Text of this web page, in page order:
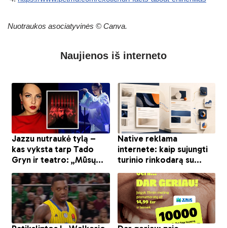
Nuotraukos asociatyvinės © Canva.
Naujienos iš interneto